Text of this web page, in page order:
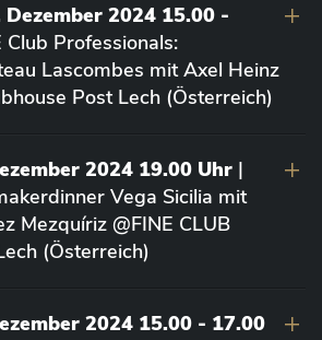
2024 15.00 -
Club Professionals:
Lascombes mit Axel Heinz
Post Lech (Österreich)
2024 19.00 Uhr |
Vega Sicilia mit
Mezquíriz @FINE CLUB
(Österreich)
2024 15.00 - 17.00